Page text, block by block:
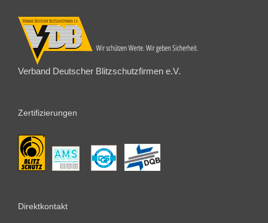
Verband Deutscher Blitzschutzfirmen e.V.
Zertifizierungen
Direktkontakt